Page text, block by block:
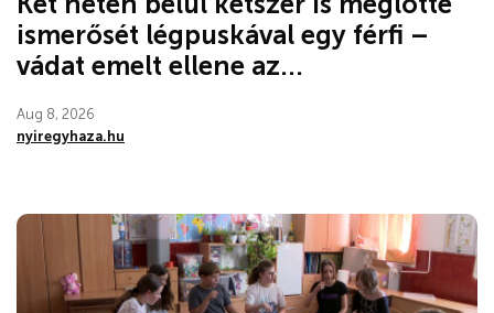
ismerősét légpuskával egy férfi –
vádat emelt ellene az...
Aug 8, 2026
nyiregyhaza.hu